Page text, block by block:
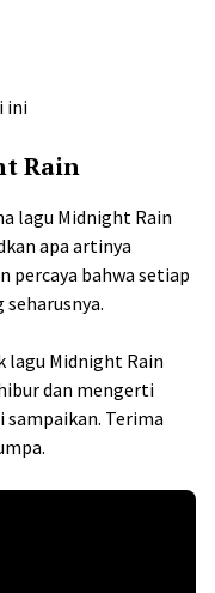
ini
Rain
lagu Midnight Rain
apa artinya
percaya bahwa setiap
lagu Midnight Rain
dan mengerti
sampaikan. Terima